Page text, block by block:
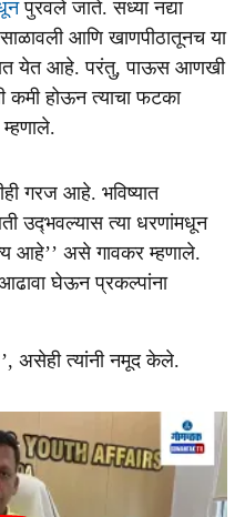
पुरवले जाते. सध्‍या नद्या
आणि खाणपीठातूनच या
येत आहे. परंतु, पाऊस आणखी
कमी होऊन त्‍याचा फटका
गरज आहे. भविष्‍यात
उद्‍भवल्‍यास त्‍या धरणांमधून
आहे’’ असे गावकर म्‍हणाले.
आढावा घेऊन प्रकल्‍पांना
असेही त्‍यांनी नमूद केले.